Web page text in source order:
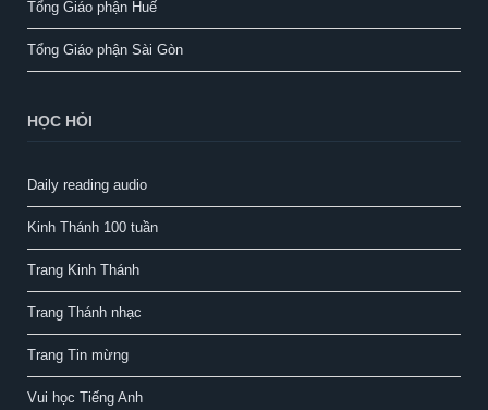
Tổng Giáo phận Huế
Tổng Giáo phận Sài Gòn
HỌC HỎI
Daily reading audio
Kinh Thánh 100 tuần
Trang Kinh Thánh
Trang Thánh nhạc
Trang Tin mừng
Vui học Tiếng Anh